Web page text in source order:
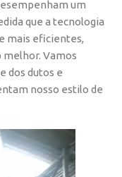
um
que a tecnologia
mais eficientes,
Vamos
dos dutos e
nosso estilo de